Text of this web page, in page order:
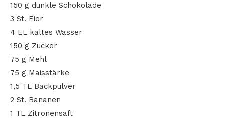
150 g dunkle Schokolade
3 St. Eier
4 EL kaltes Wasser
150 g Zucker
75 g Mehl
75 g Maisstärke
1,5 TL Backpulver
2 St. Bananen
1 TL Zitronensaft